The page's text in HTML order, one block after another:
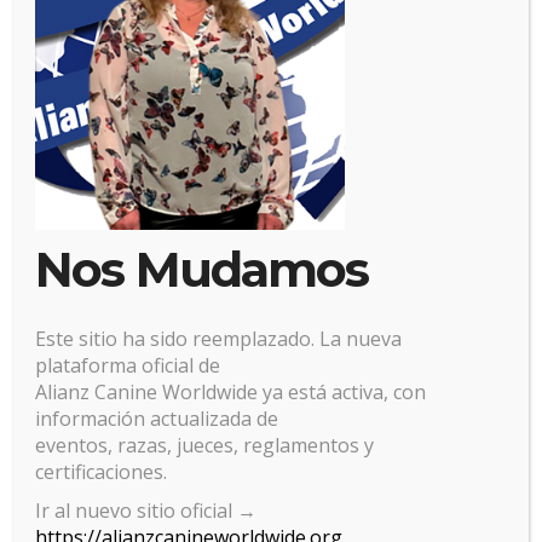
Gestionar el consentimiento
de las cookies
Nos Mudamos
Este sitio ha sido reemplazado. La nueva
plataforma oficial de
Alianz Canine Worldwide ya está activa, con
información actualizada de
eventos, razas, jueces, reglamentos y
certificaciones.
Ir al nuevo sitio oficial →